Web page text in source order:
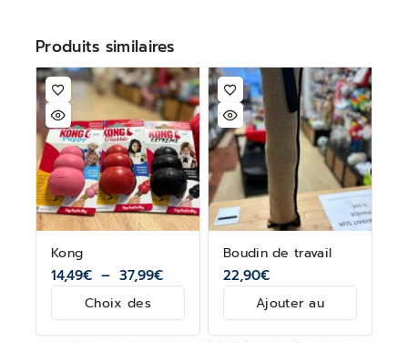
Produits similaires
Kong
14,49€ – 37,99€
Choix des
Boudin de travail
22,90€
Ajouter au